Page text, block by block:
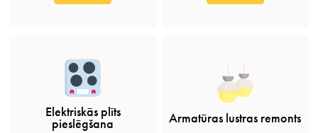
Elektriskās plīts
pieslēgšana Armatūras lustras remonts